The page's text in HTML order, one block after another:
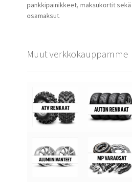
pankkipainikkeet, maksukortit sekä
osamaksut.
Muut verkkokauppamme